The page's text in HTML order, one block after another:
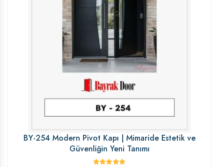
BY-254 Modern Pivot Kapı | Mimaride Estetik ve
Güvenliğin Yeni Tanımı